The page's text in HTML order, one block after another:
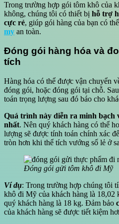
Trong trường hợp gói tôm khô của
không, chúng tôi có thiết bị hỗ trợ
cực rẻ, giúp gói hàng của bạn có
my an toàn.
Đóng gói hàng hóa và
tích
Hàng hóa có thể được vận chuyển
đóng gói, hoặc đóng gói tại chỗ.
toán trọng lượng sau đó báo cho
Quá trình này diễn ra minh bạch
nhất. Nên quý khách hàng có thể
lượng sẽ được tính toán chính xác
tròn hơn khi thể tích vướng số lẻ ở
Đóng gói gửi tôm khô đi Mỹ
Ví dụ: Trong trường hợp chúng tôi
khô đi Mỹ của khách hàng là 18,02
quý khách hàng là 18 kg. Đảm bảo
của khách hàng sẽ được tiết kiệm